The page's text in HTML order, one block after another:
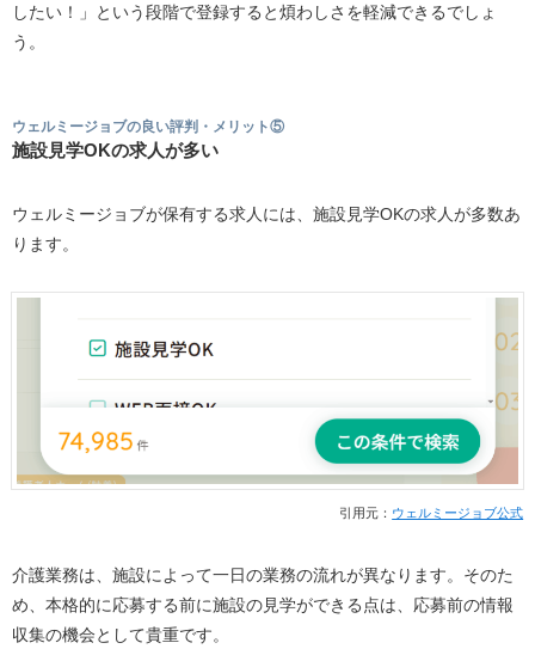
したい！」という段階で登録すると煩わしさを軽減できるでしょ
う。
ウェルミージョブの良い評判・メリット⑤
施設見学OKの求人が多い
ウェルミージョブが保有する求人には、施設見学OKの求人が多数あ
ります。
引用元： ウェルミージョブ公式
介護業務は、施設によって一日の業務の流れが異なります。そのた
め、本格的に応募する前に施設の見学ができる点は、応募前の情報
収集の機会として貴重です。